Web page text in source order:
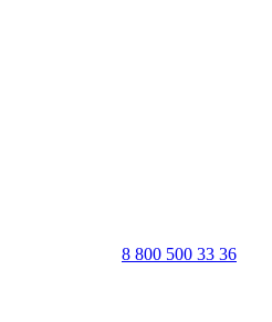
8 800 500 33 36